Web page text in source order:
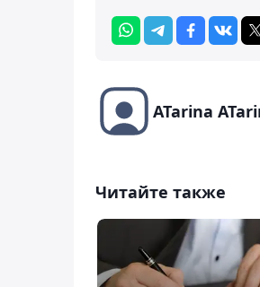
ATarina
Читайте также